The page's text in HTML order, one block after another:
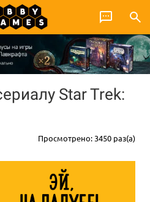
Star Trek:
Просмотрено: 3450 раз(а)